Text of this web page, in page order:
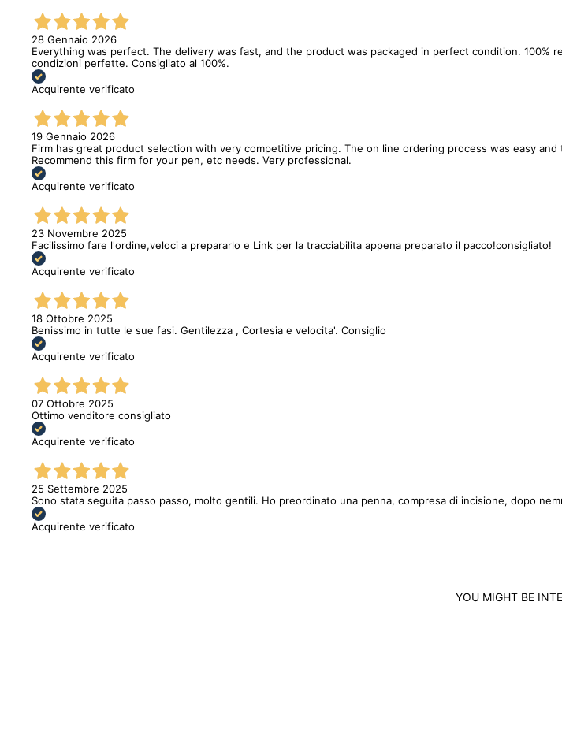
28 Gennaio 2026
Everything was perfect. The delivery was fast, and the product was packaged in perfect condition.
condizioni perfette. Consigliato al 100%.
Acquirente verificato
19 Gennaio 2026
Firm has great product selection with very competitive pricing. The on line ordering process was easy
Recommend this firm for your pen, etc needs. Very professional.
Acquirente verificato
23 Novembre 2025
Facilissimo fare l'ordine,veloci a prepararlo e Link per la tracciabilita appena preparato il pacco!consigliato!
Acquirente verificato
18 Ottobre 2025
Benissimo in tutte le sue fasi. Gentilezza , Cortesia e velocita'. Consiglio
Acquirente verificato
07 Ottobre 2025
Ottimo venditore consigliato
Acquirente verificato
25 Settembre 2025
Sono stata seguita passo passo, molto gentili. Ho preordinato una penna, compresa di incisione, dopo
Acquirente verificato
YOU MIGHT BE